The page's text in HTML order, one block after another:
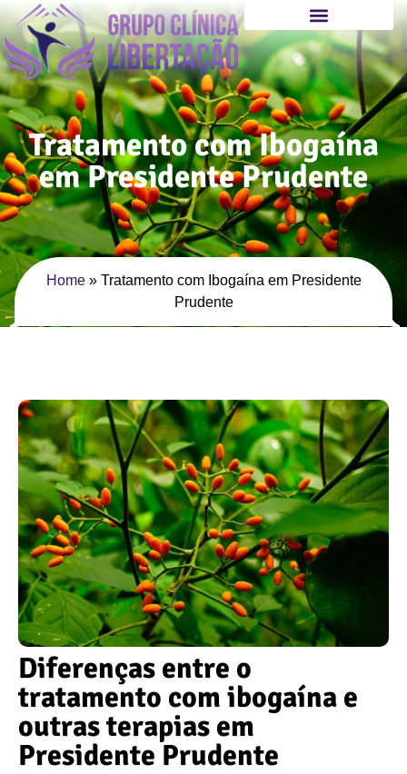
Tratamento com Ibogaína
em Presidente Prudente
Home» Tratamento com Ibogaína em Presidente
Prudente
Diferenças entre o
tratamento com ibogaína e
outras terapias em
Presidente Prudente